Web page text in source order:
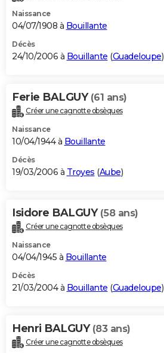
Naissance
04/07/1908 à Bouillante
Décès
24/10/2006 à Bouillante (Guadeloupe)
Ferie BALGUY (61 ans)
Créer une cagnotte obsèques
Naissance
10/04/1944 à Bouillante
Décès
19/03/2006 à Troyes (Aube)
Isidore BALGUY (58 ans)
Créer une cagnotte obsèques
Naissance
04/04/1945 à Bouillante
Décès
21/03/2004 à Bouillante (Guadeloupe)
Henri BALGUY (83 ans)
Créer une cagnotte obsèques